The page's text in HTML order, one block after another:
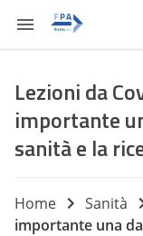
Lezioni da
importante
sanità e la
Home Sanità
importante una